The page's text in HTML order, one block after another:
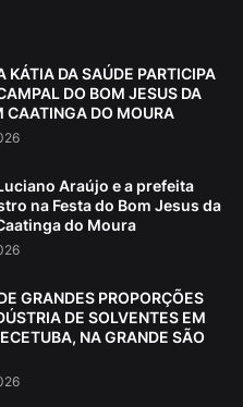
KÁTIA DA SAÚDE PARTICIPA
DO BOM JESUS DA
CAATINGA DO MOURA
Araújo e a prefeita
na Festa do Bom Jesus da
do Moura
GRANDES PROPORÇÕES
DE SOLVENTES EM
NA GRANDE SÃO